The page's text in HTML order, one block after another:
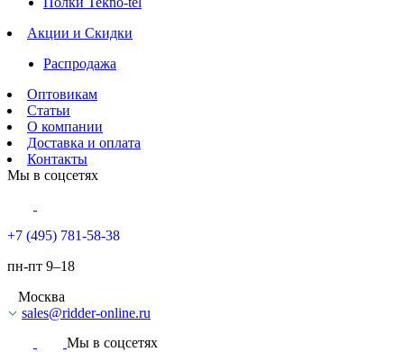
Акции и Скидки
Распродажа
Оптовикам
Статьи
О компании
Доставка и оплата
Контакты
Мы в соцсетях
+7 (495) 781-58-38
пн-пт 9–18
Москва
sales@ridder-online.ru
Мы в соцсетях